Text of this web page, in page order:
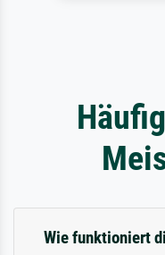
Wie funktioniert